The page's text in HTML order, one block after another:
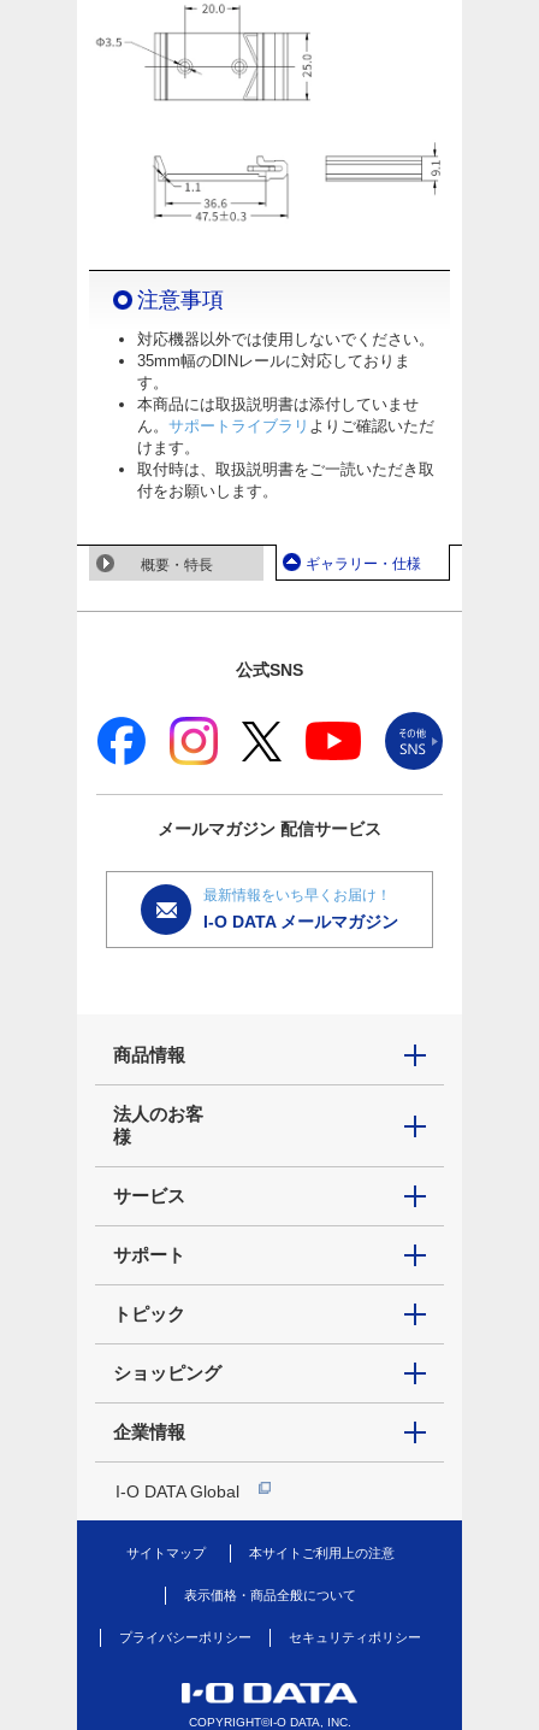
注意事項
対応機器以外では使用しないでください。
35mm幅のDINレールに対応しておりま
す。
本商品には取扱説明書は添付していませ
ん。 サポートライブラリ よりご確認いただ
けます。
取付時は、取扱説明書をご一読いただき取
付をお願いします。
概要・特長 ギャラリー・仕様
公式SNS
メールマガジン 配信サービス
最新情報をいち早くお届け！
I-O DATA メールマガジン
商品情報
法人のお客
様
サービス
サポート
トピック
ショッピング
企業情報
I-O DATA Global
サイトマップ 本サイトご利用上の注意
表示価格・商品全般について
プライバシーポリシー セキュリティポリシー
COPYRIGHT©I-O DATA, INC.